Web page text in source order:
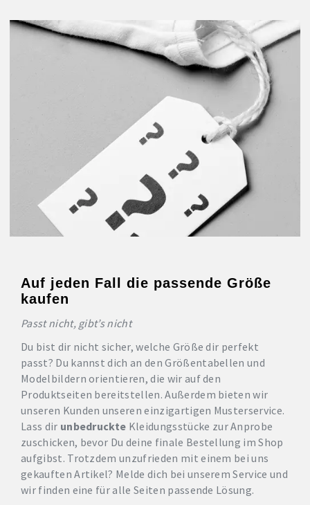
Auf jeden Fall die passende Größe
kaufen
Passt nicht, gibt’s nicht
Du bist dir nicht sicher, welche Größe dir perfekt
passt? Du kannst dich an den Größentabellen und
Modelbildern orientieren, die wir auf den
Produktseiten bereitstellen. Außerdem bieten wir
unseren Kunden unseren einzigartigen Musterservice.
Lass dir unbedruckte Kleidungsstücke zur Anprobe
zuschicken, bevor Du deine finale Bestellung im Shop
aufgibst. Trotzdem unzufrieden mit einem bei uns
gekauften Artikel? Melde dich bei unserem Service und
wir finden eine für alle Seiten passende Lösung.